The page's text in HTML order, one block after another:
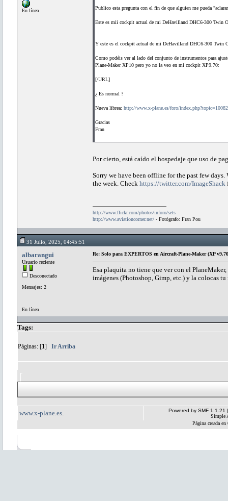
En línea Publico esta pregunta con el fin de que alguien me pueda
Este es mii cockpit actual de mi DeHavilland DHC6-300 Twin
Y este es el cockpit actual de mi DeHavilland DHC6-300 Twin
Como podéis ver al lado del conjunto de instrumentos para
Plane-Maker XP10 pero yo no la veo en mi cockpit XP9.70:
[/URL]
¿ Es normal ?
Nueva librea: http://www.x-plane.es/foro/
Gracias
Fran
Por cierto, está caído el hospedaje que uso de
Sorry we have been offline for the past few
the week. Check https://twitter.com/ImageShack
http://www.flickr.com/photos/inforo/sets
http://www.aviationcorner.net/ - Fotógrafo: Fran Pou
31 Julio, 2025, 04:45:51
albarangui
Usuario reciente
Desconectado
Mensajes: 2
En línea
Re: Solo para EXPERTOS en Aircraft-Plane-Maker (XP
Esa plaquita no tiene que ver con el
imágenes (Photoshop, Gimp, etc.) y la colocas
Tags:
Páginas: [1] Ir Arriba
www.x-plane.es Powered by SMF 1.1.21
Simple
Página creada